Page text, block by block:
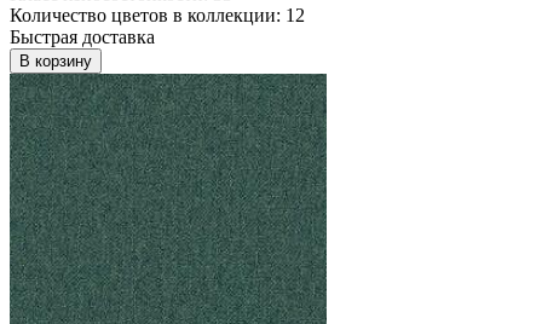
Количество цветов в коллекции: 12
Быстрая доставка
В корзину